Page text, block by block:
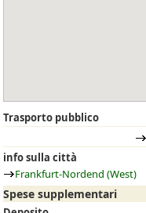
Trasporto pubblico
info sulla città
Frankfurt-Nordend (West)
Spese supplementari